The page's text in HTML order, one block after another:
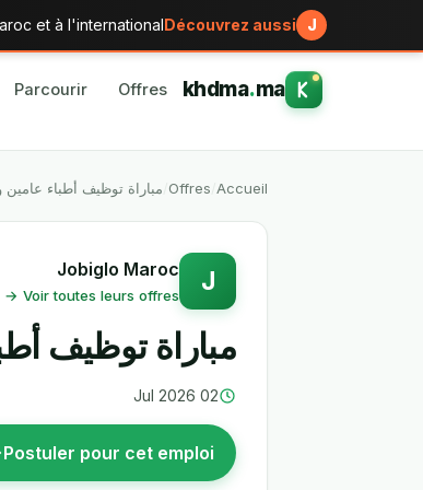
J
Découvrez aussi
et à l'international
khdma.ma
Offres
Parcourir
Accueil
Offres مباراة توظيف أطباء
J
Jobiglo Maroc
Voir toutes leurs offres →
مباراة توظيف
02 Jul 2026
Postuler pour cet emploi